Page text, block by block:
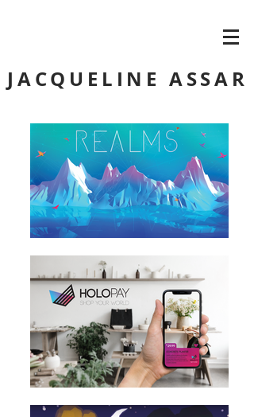
JACQUELINE ASSAR